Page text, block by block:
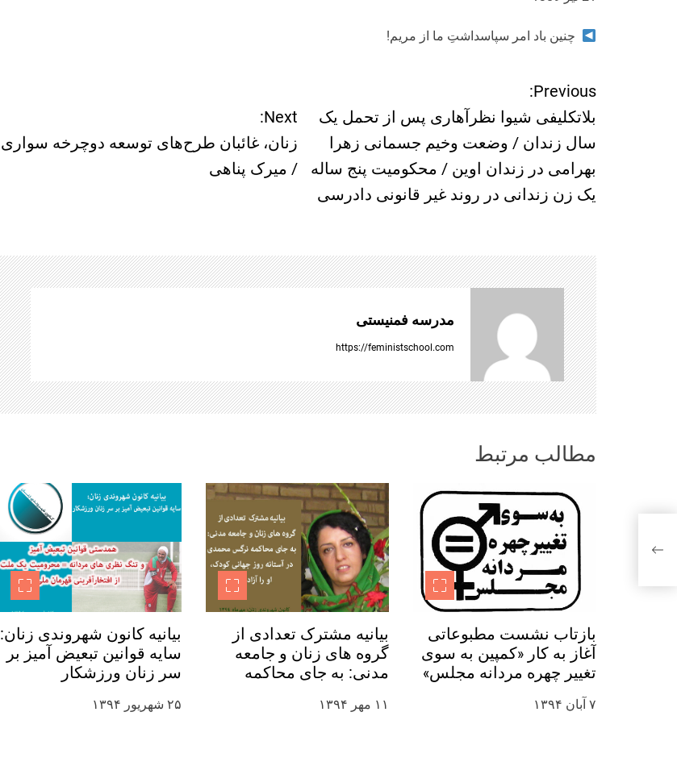
چنین باد امر سپاسداشتِ ما از مریم!
ر
ا
ه
ر
ی
ن
و
ش
Previous:
بلاتکلیفی شیوا نظرآهاری پس از تحمل یک
سال زندان / وضعت وخیم جسمانی زهرا
بهرامی در زندان اوین / محکومیت پنج ساله
یک زن زندانی در روند غیر قانونی دادرسی
Next:
زنان، غائبان طرح‌های توسعه دوچرخه سواری
/ میرک پناهی
مدرسه فمنیستی
https://feministschool.com
مطالب مرتبط
بازتاب نشست مطبوعاتی
آغاز به کار «کمپین به سوی
تغییر چهره مردانه مجلس»
در رسانه ها
۷ آبان ۱۳۹۴
بیانیه مشترک تعدادی از
گروه های زنان و جامعه
مدنی: به جای محاکمه
روز جهانی کودک، او را آزاد
۱۱ مهر ۱۳۹۴
بیانیه کانون شهروندی زنان:
سایه قوانین تبعیض آمیز بر
سر زنان ورزشکار
۲۵ شهریور ۱۳۹۴